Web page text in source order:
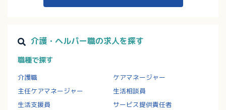
介護・ヘルパー職の求人を探す
職種で探す
介護職
ケアマネージャー
主任ケアマネージャー
生活相談員
生活支援員
サービス提供責任者